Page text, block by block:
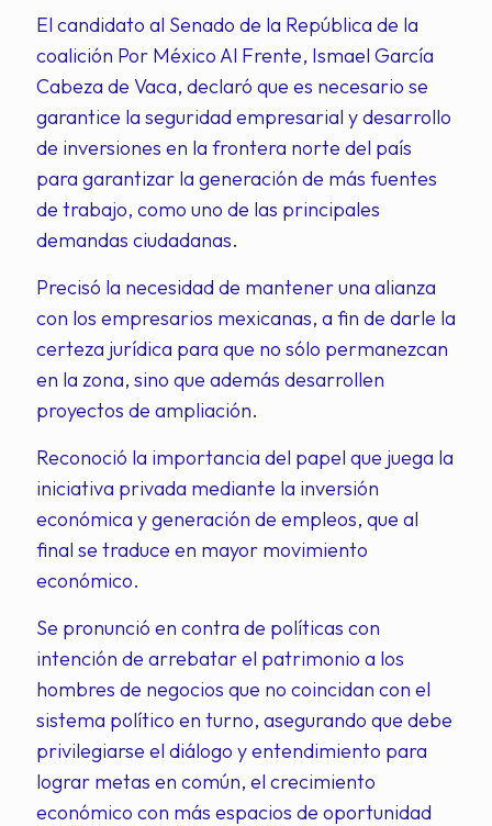
El candidato al Senado de la República de la
coalición Por México Al Frente, Ismael García
Cabeza de Vaca, declaró que es necesario se
garantice la seguridad empresarial y desarrollo
de inversiones en la frontera norte del país
para garantizar la generación de más fuentes
de trabajo, como uno de las principales
demandas ciudadanas.
Precisó la necesidad de mantener una alianza
con los empresarios mexicanas, a fin de darle la
certeza jurídica para que no sólo permanezcan
en la zona, sino que además desarrollen
proyectos de ampliación.
Reconoció la importancia del papel que juega la
iniciativa privada mediante la inversión
económica y generación de empleos, que al
final se traduce en mayor movimiento
económico.
Se pronunció en contra de políticas con
intención de arrebatar el patrimonio a los
hombres de negocios que no coincidan con el
sistema político en turno, asegurando que debe
privilegiarse el diálogo y entendimiento para
lograr metas en común, el crecimiento
económico con más espacios de oportunidad